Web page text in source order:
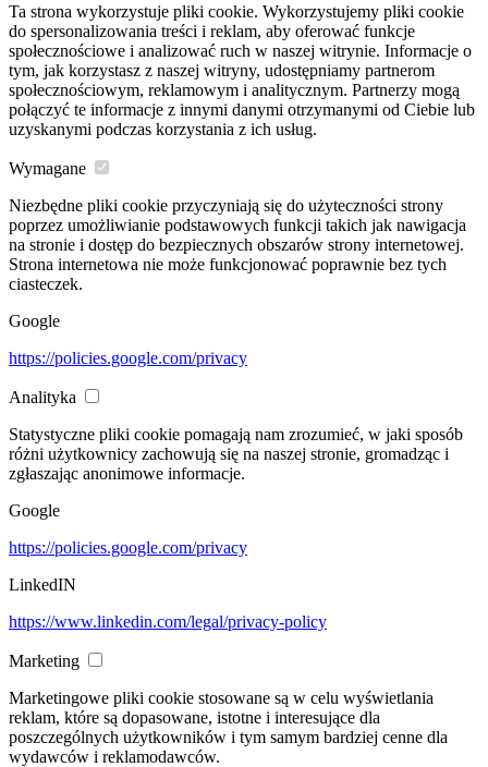
Ta strona wykorzystuje pliki cookie. Wykorzystujemy pliki cookie
do spersonalizowania treści i reklam, aby oferować funkcje
społecznościowe i analizować ruch w naszej witrynie. Informacje o
tym, jak korzystasz z naszej witryny, udostępniamy partnerom
społecznościowym, reklamowym i analitycznym. Partnerzy mogą
połączyć te informacje z innymi danymi otrzymanymi od Ciebie lub
uzyskanymi podczas korzystania z ich usług.
Wymagane
Niezbędne pliki cookie przyczyniają się do użyteczności strony
poprzez umożliwianie podstawowych funkcji takich jak nawigacja
na stronie i dostęp do bezpiecznych obszarów strony internetowej.
Strona internetowa nie może funkcjonować poprawnie bez tych
ciasteczek.
Google
https://policies.google.com/privacy
Analityka
Statystyczne pliki cookie pomagają nam zrozumieć, w jaki sposób
różni użytkownicy zachowują się na naszej stronie, gromadząc i
zgłaszając anonimowe informacje.
Google
https://policies.google.com/privacy
LinkedIN
https://www.linkedin.com/legal/privacy-policy
Marketing
Marketingowe pliki cookie stosowane są w celu wyświetlania
reklam, które są dopasowane, istotne i interesujące dla
poszczególnych użytkowników i tym samym bardziej cenne dla
wydawców i reklamodawców.